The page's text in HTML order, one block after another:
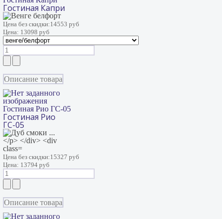
Гостиная Капри
Цена без скидки:14553 руб
Цена: 13098 руб
Описание товара
Гостиная Рио ГС-05
Гостиная Рио
ГС-05
Цена без скидки:15327 руб
Цена: 13794 руб
Описание товара